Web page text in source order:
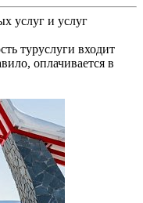
услуг и услуг
туруслуги входит
оплачивается в